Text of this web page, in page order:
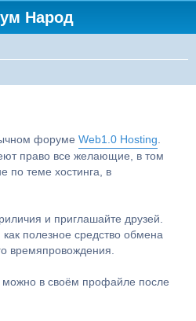
Народ
форуме Web1.0 Hosting.
право все желающие, в том
по теме хостинга, в
и приглашайте друзей.
полезное средство обмена
времяпровождения.
в своём профайле после